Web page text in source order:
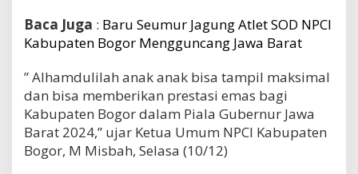
Baca Juga : Baru Seumur Jagung Atlet SOD NPCI
Kabupaten Bogor Mengguncang Jawa Barat
” Alhamdulilah anak anak bisa tampil maksimal
dan bisa memberikan prestasi emas bagi
Kabupaten Bogor dalam Piala Gubernur Jawa
Barat 2024,” ujar Ketua Umum NPCI Kabupaten
Bogor, M Misbah, Selasa (10/12)